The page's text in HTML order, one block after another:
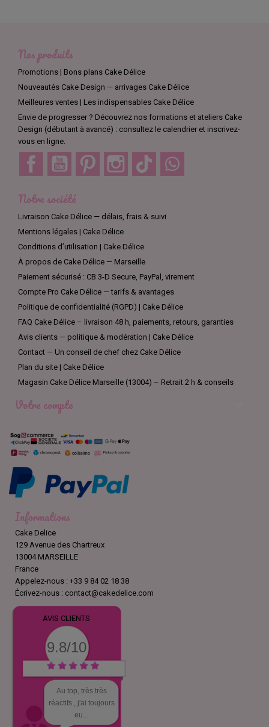
Nos produits
Promotions | Bons plans Cake Délice
Nouveautés Cake Design — arrivages Cake Délice
Meilleures ventes | Les indispensables Cake Délice
Envie de progresser ? Découvrez nos formations et ateliers Cake
Design (débutant à avancé) : consultez le calendrier et inscrivez-
vous en ligne.
Facebook YouTube Pinterest Instagram TikTok
Notre société
Livraison Cake Délice — délais, frais & suivi
Mentions légales | Cake Délice
Conditions d’utilisation | Cake Délice
À propos de Cake Délice — Marseille
Paiement sécurisé : CB 3-D Secure, PayPal, virement
Compte Pro Cake Délice — tarifs & avantages
Politique de confidentialité (RGPD) | Cake Délice
FAQ Cake Délice – livraison 48 h, paiements, retours, garanties
Avis clients — politique & modération | Cake Délice
Contact — Un conseil de chef chez Cake Délice
Plan du site | Cake Délice
Magasin Cake Délice Marseille (13004) – Retrait 2 h & conseils
Votre compte
Informations
Cake Delice
129 Avenue des Chartreux
13004 MARSEILLE
France
Appelez-nous : +33 9 84 02 18 38
Écrivez-nous : contact@cakedelice.com
AVIS CLIENTS
9.8/10
Au top, très très
réactifs , j'ai toujours
eu...